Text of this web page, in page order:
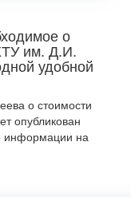
о
им. Д.И.
удобной
о стоимости
опубликован
информации на